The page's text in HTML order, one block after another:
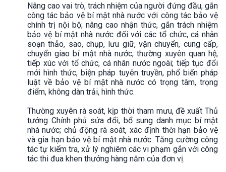
Nâng cao vai trò, trách nhiệm của người đứng đầu, gắn
công tác bảo vệ bí mật nhà nước với công tác bảo vệ
chính trị nội bộ; nâng cao nhận thức, gắn trách nhiệm
bảo vệ bí mật nhà nước đối với các tổ chức, cá nhân
soạn thảo, sao, chụp, lưu giữ, vận chuyển, cung cấp,
chuyển giao bí mật nhà nước, thường xuyên quan hệ,
tiếp xúc với tổ chức, cá nhân nước ngoài; tiếp tục đổi
mới hình thức, biện pháp tuyên truyền, phổ biến pháp
luật về bảo vệ bí mật nhà nước có trọng tâm, trọng
điểm, không dàn trải, hình thức.
Thường xuyên rà soát, kịp thời tham mưu, đề xuất Thủ
tướng Chính phủ sửa đổi, bổ sung danh mục bí mật
nhà nước; chủ động rà soát, xác định thời hạn bảo vệ
và gia hạn bảo vệ bí mật nhà nước. Tăng cường công
tác tự kiểm tra, xử lý nghiêm các vi phạm gắn với công
tác thi đua khen thưởng hàng năm của đơn vị.